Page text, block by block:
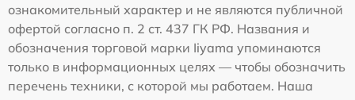
ознакомительный характер и не являются публичной
офертой согласно п. 2 ст. 437 ГК РФ. Названия и
обозначения торговой марки Iiyama упоминаются
только в информационных целях — чтобы обозначить
перечень техники, с которой мы работаем. Наша